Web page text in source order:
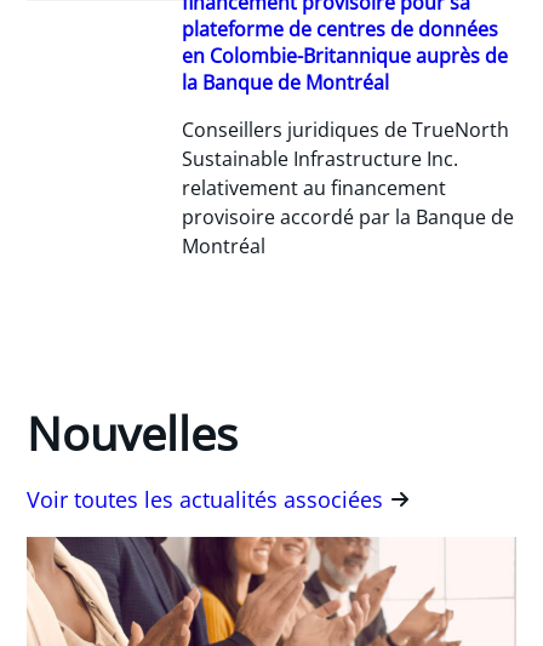
plateforme de centres de données
en Colombie-Britannique auprès de
la Banque de Montréal
Conseillers juridiques de TrueNorth
Sustainable Infrastructure Inc.
relativement au financement
provisoire accordé par la Banque de
Montréal
Nouvelles
Voir toutes les actualités associées